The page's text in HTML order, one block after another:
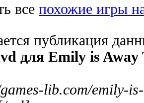
все похожие игры
публикация
для Emily is Away
lib.com/emily-